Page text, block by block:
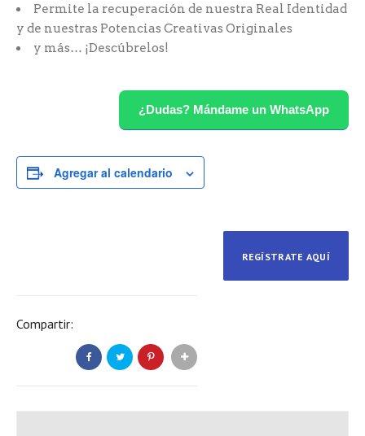
Permite la recuperación de nuestra Real Identidad
y de nuestras Potencias Creativas Originales
y más… ¡Descúbrelos!
¿Dudas? Mándame un WhatsApp
Agregar al calendario
REGÍSTRATE AQUÍ
Compartir: